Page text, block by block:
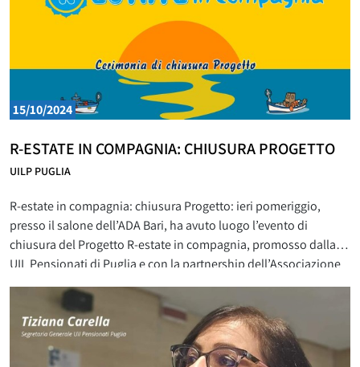
15/10/2024
R-ESTATE IN COMPAGNIA: CHIUSURA PROGETTO
UILP PUGLIA
R-estate in compagnia: chiusura Progetto: ieri pomeriggio,
presso il salone dell’ADA Bari, ha avuto luogo l’evento di
chiusura del Progetto R-estate in compagnia, promosso dalla
UIL Pensionati di Puglia e con la partnership dell’Associazione
Alzheimer Italia-Bari. “Il Progetto R-estate in compagnia, anche
quest’anno, è stata un’opportunità importante – sottolinea la
Segretaria Generale UILP Puglia, Tiziana